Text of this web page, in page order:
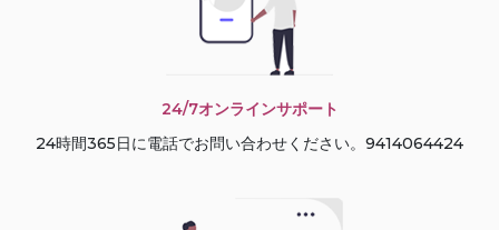
24/7オンラインサポート
24時間365日に電話でお問い合わせください。9414064424